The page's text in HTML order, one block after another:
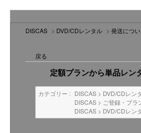
DISCAS > DVD/CDレンタル > 発送につ
戻る
定額プランから単品レン
カテゴリー : DISCAS > DVD/CDレン
DISCAS > ご登録・プラ
DISCAS > DVD/CDレン